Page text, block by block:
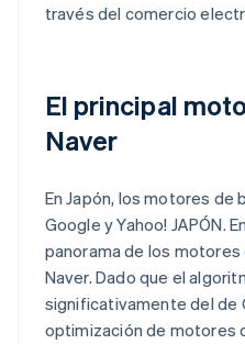
través del comercio
El principal
Naver
En Japón, los motores de
Google y Yahoo! JAPÓN.
panorama de los
Naver. Dado que el
significativamente del de
optimización de motores